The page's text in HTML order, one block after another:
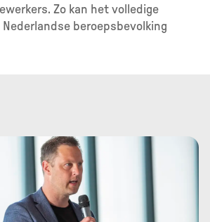
Zo kan het volledige
beroepsbevolking